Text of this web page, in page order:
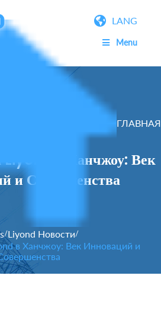
LANG
Menu
в Ханчжоу: Век
и Совершенства
ГЛАВНАЯ
/Liyond Новости/
в Ханчжоу: Век Инноваций и